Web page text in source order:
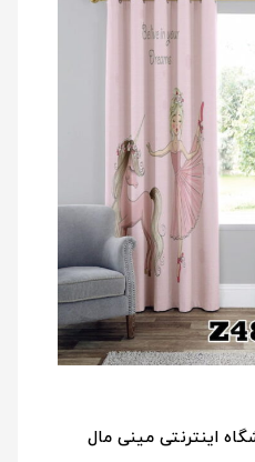
اینترنتی مینی مال